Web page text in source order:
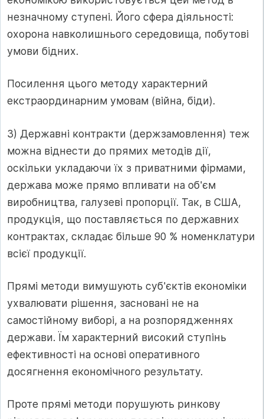
незначному ступені. Його сфера діяльності:
охорона навколишнього середовища, побутові
умови бідних.
Посилення цього методу характерний
екстраординарним умовам (війна, біди).
3) Державні контракти (держзамовлення) теж
можна віднести до прямих методів дії,
оскільки укладаючи їх з приватними фірмами,
держава може прямо впливати на об'єм
виробництва, галузеві пропорції. Так, в США,
продукція, що поставляється по державних
контрактах, складає більше 90 % номенклатури
всієї продукції.
Прямі методи вимушують суб'єктів економіки
ухвалювати рішення, засновані не на
самостійному виборі, а на розпорядженнях
держави. Їм характерний високий ступінь
ефективності на основі оперативного
досягнення економічного результату.
Проте прямі методи порушують ринкову